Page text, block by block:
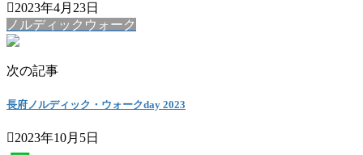
2023年4月23日
ノルディックウォーク
次の記事
長府ノルディック・ウォークday 2023
2023年10月5日